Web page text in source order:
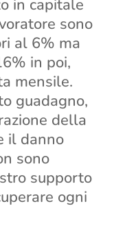
in capitale
sono
al 6% ma
in poi,
mensile.
guadagno,
della
il danno
sono
supporto
ogni